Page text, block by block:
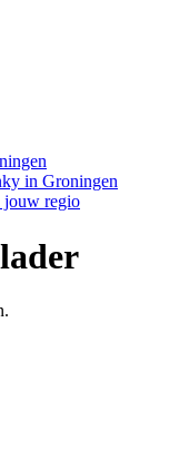
in Groningen
jouw regio